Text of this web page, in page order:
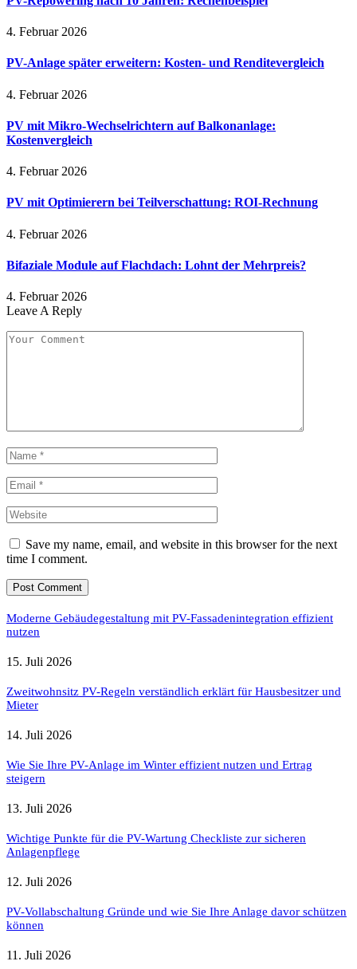
4. Februar 2026
PV-Anlage später erweitern: Kosten- und Renditevergleich
4. Februar 2026
PV mit Mikro-Wechselrichtern auf Balkonanlage:
Kostenvergleich
4. Februar 2026
PV mit Optimierern bei Teilverschattung: ROI-Rechnung
4. Februar 2026
Bifaziale Module auf Flachdach: Lohnt der Mehrpreis?
4. Februar 2026
Leave A Reply
Save my name, email, and website in this browser for the next
time I comment.
Moderne Gebäudegestaltung mit PV-Fassadenintegration effizient
nutzen
15. Juli 2026
Zweitwohnsitz PV-Regeln verständlich erklärt für Hausbesitzer und
Mieter
14. Juli 2026
Wie Sie Ihre PV-Anlage im Winter effizient nutzen und Ertrag
steigern
13. Juli 2026
Wichtige Punkte für die PV-Wartung Checkliste zur sicheren
Anlagenpflege
12. Juli 2026
PV-Vollabschaltung Gründe und wie Sie Ihre Anlage davor schützen
können
11. Juli 2026